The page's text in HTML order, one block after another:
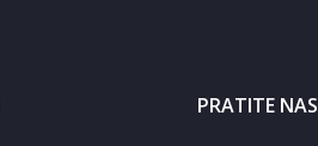
PRATITE NAS